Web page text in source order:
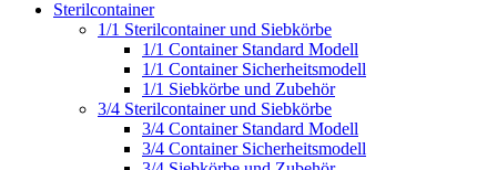
Sterilcontainer
1/1 Sterilcontainer und Siebkörbe
1/1 Container Standard Modell
1/1 Container Sicherheitsmodell
1/1 Siebkörbe und Zubehör
3/4 Sterilcontainer und Siebkörbe
3/4 Container Standard Modell
3/4 Container Sicherheitsmodell